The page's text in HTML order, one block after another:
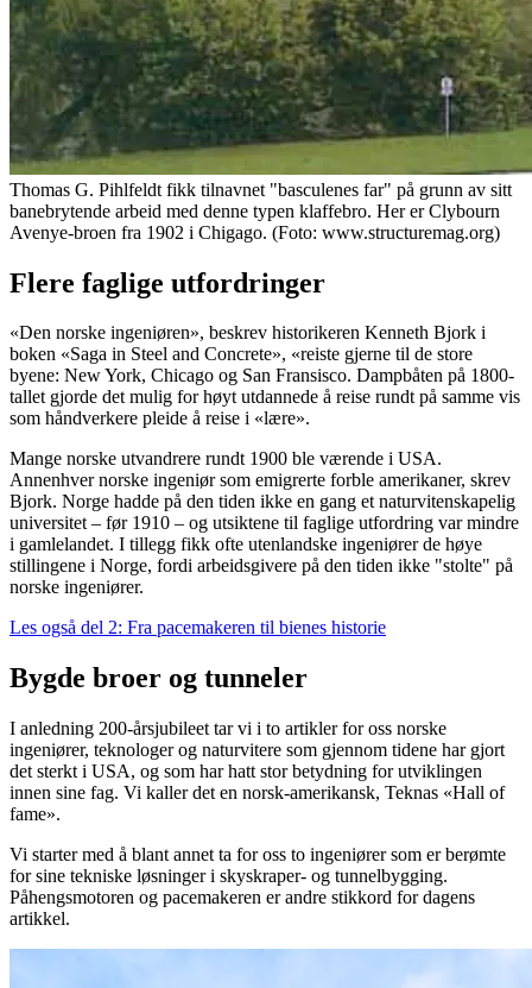
Thomas G. Pihlfeldt fikk tilnavnet "basculenes far" på grunn av sitt
banebrytende arbeid med denne typen klaffebro. Her er Clybourn
Avenye-broen fra 1902 i Chigago. (Foto: www.structuremag.org)
Flere faglige utfordringer
«Den norske ingeniøren», beskrev historikeren Kenneth Bjork i
boken «Saga in Steel and Concrete», «reiste gjerne til de store
byene: New York, Chicago og San Fransisco. Dampbåten på 1800-
tallet gjorde det mulig for høyt utdannede å reise rundt på samme vis
som håndverkere pleide å reise i «lære».
Mange norske utvandrere rundt 1900 ble værende i USA.
Annenhver norske ingeniør som emigrerte forble amerikaner, skrev
Bjork. Norge hadde på den tiden ikke en gang et naturvitenskapelig
universitet – før 1910 – og utsiktene til faglige utfordring var mindre
i gamlelandet. I tillegg fikk ofte utenlandske ingeniører de høye
stillingene i Norge, fordi arbeidsgivere på den tiden ikke "stolte" på
norske ingeniører.
Les også del 2: Fra pacemakeren til bienes historie
Bygde broer og tunneler
I anledning 200-årsjubileet tar vi i to artikler for oss norske
ingeniører, teknologer og naturvitere som gjennom tidene har gjort
det sterkt i USA, og som har hatt stor betydning for utviklingen
innen sine fag. Vi kaller det en norsk-amerikansk, Teknas «Hall of
fame».
Vi starter med å blant annet ta for oss to ingeniører som er berømte
for sine tekniske løsninger i skyskraper- og tunnelbygging.
Påhengsmotoren og pacemakeren er andre stikkord for dagens
artikkel.